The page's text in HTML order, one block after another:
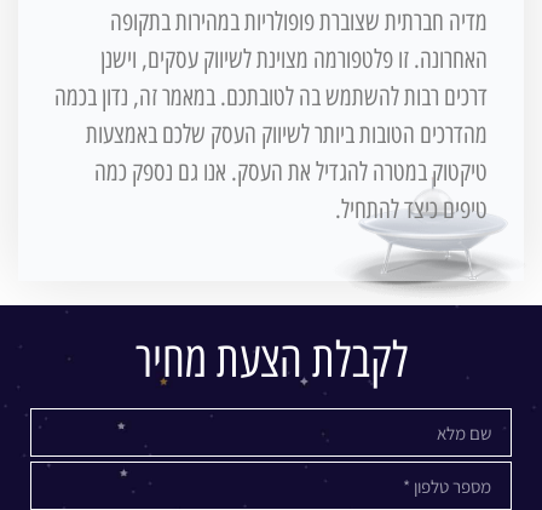
מדיה חברתית שצוברת פופולריות במהירות בתקופה
האחרונה. זו פלטפורמה מצוינת לשיווק עסקים, וישנן
דרכים רבות להשתמש בה לטובתכם. במאמר זה, נדון בכמה
מהדרכים הטובות ביותר לשיווק העסק שלכם באמצעות
טיקטוק במטרה להגדיל את העסק. אנו גם נספק כמה
טיפים כיצד להתחיל.
לקבלת הצעת מחיר